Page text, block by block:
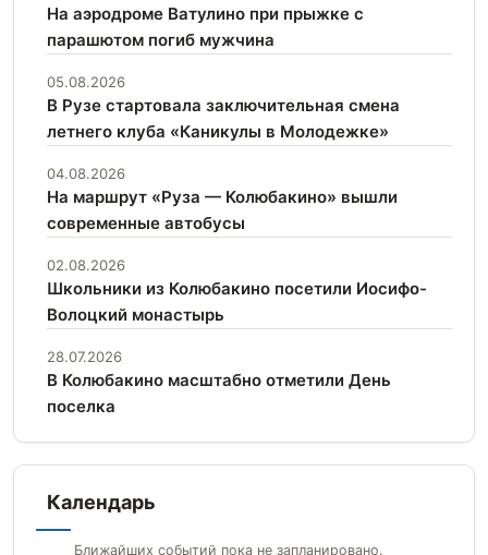
На аэродроме Ватулино при прыжке с
парашютом погиб мужчина
05.08.2026
В Рузе стартовала заключительная смена
летнего клуба «Каникулы в Молодежке»
04.08.2026
На маршрут «Руза — Колюбакино» вышли
современные автобусы
02.08.2026
Школьники из Колюбакино посетили Иосифо-
Волоцкий монастырь
28.07.2026
В Колюбакино масштабно отметили День
поселка
Календарь
Ближайших событий пока не запланировано.